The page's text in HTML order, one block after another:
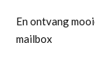
En ontvang
mailbox